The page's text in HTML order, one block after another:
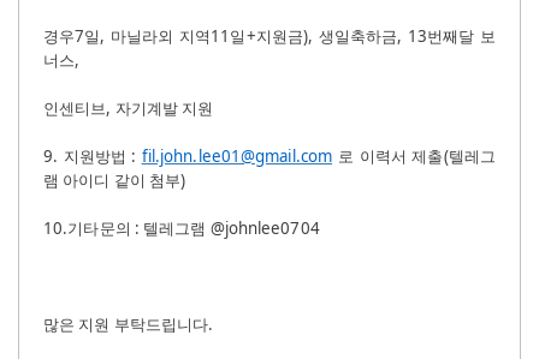
경우7일, 마닐라외 지역11 일+지원금), 생일축하금, 13번째달 보
너스,
인센티브, 자기계발 지원
9. 지원방법 : fil.john.lee01@gmail.com 로 이력서 제출(텔레그
램 아이디 같이 첨부)
10.기타문의 : 텔레그램 @johnlee0704
많은 지원 부탁드립니다.